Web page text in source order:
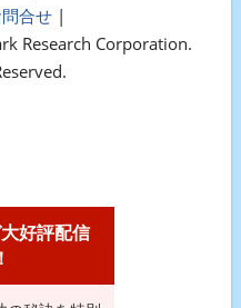
合せ |
Research Corporation.
好評配信